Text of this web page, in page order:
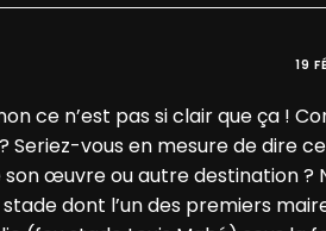
19
ce n’est pas si clair que ça !
Seriez-vous en mesure de dire
œuvre ou autre destination ?
dont l’un des premiers